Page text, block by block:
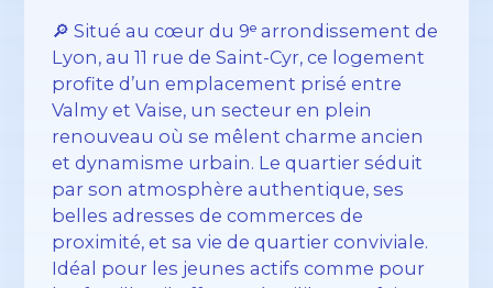
🔎 Situé au cœur du 9ᵉ arrondissement de
Lyon, au 11 rue de Saint-Cyr, ce logement
profite d’un emplacement prisé entre
Valmy et Vaise, un secteur en plein
renouveau où se mêlent charme ancien
et dynamisme urbain. Le quartier séduit
par son atmosphère authentique, ses
belles adresses de commerces de
proximité, et sa vie de quartier conviviale.
Idéal pour les jeunes actifs comme pour